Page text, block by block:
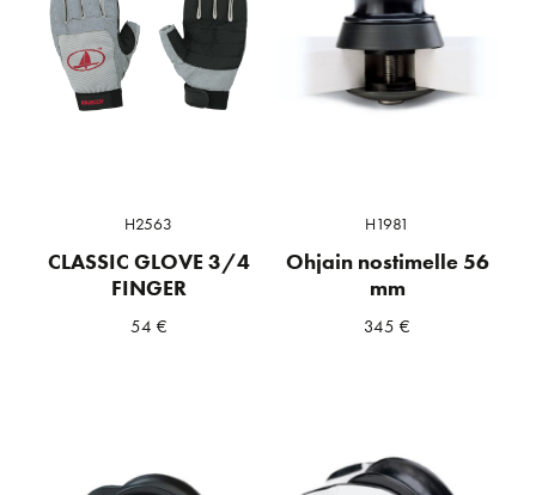
H2563
CLASSIC GLOVE 3/4
FINGER
54 €
H1981
Ohjain nostimelle 56
mm
345€